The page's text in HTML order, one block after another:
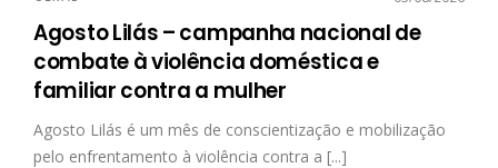
Agosto Lilás – campanha nacional de
combate à violência doméstica e
familiar contra a mulher
Agosto Lilás é um mês de conscientização e mobilização
pelo enfrentamento à violência contra a [...]